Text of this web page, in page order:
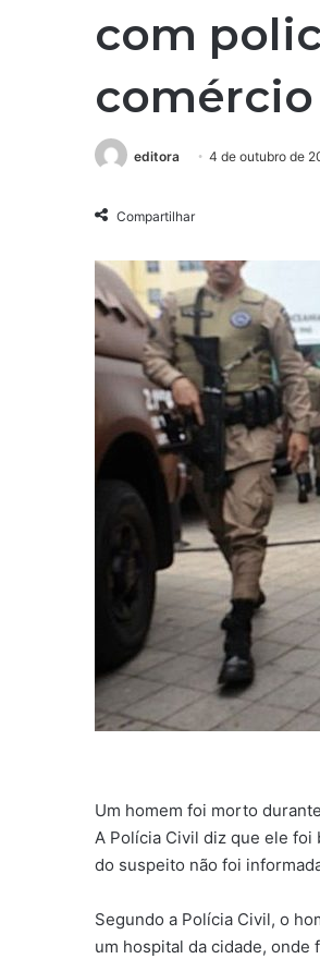
com
editora 4 de outubro de
Compartilhar
Um homem foi morto
A Polícia Civil diz que ele foi
do suspeito não foi
Segundo a Polícia Civil, o
um hospital da cidade, onde